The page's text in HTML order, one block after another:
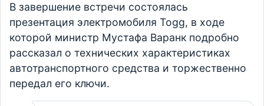
В завершение встречи состоялась
презентация электромобиля Togg, в ходе
которой министр Мустафа Варанк подробно
рассказал о технических характеристиках
автотранспортного средства и торжественно
передал его ключи.